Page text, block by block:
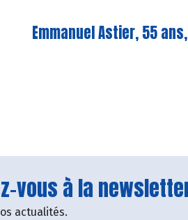
Emmanuel Astier, 55
vous à la
actualités.